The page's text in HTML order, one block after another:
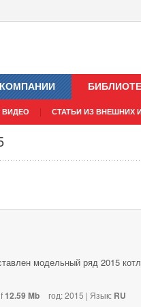
КОМПАНИИ
ВИДЕО СТАТЬИ ИЗ ВНЕШНИХ
модельный ряд 2015
12.59 Mb год: 2015 | Язык: RU